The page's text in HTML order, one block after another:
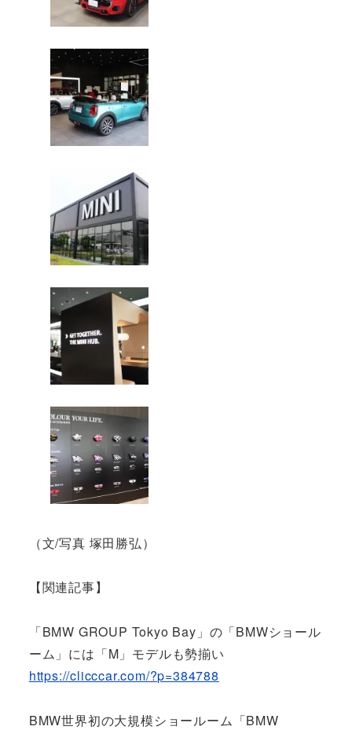
（文/写真 塚田勝弘）
【関連記事】
「BMW GROUP Tokyo Bay」の「BMWショール
ーム」には「M」モデルも勢揃い
https://clicccar.com/?p=384788
BMW世界初の大規模ショールーム「BMW